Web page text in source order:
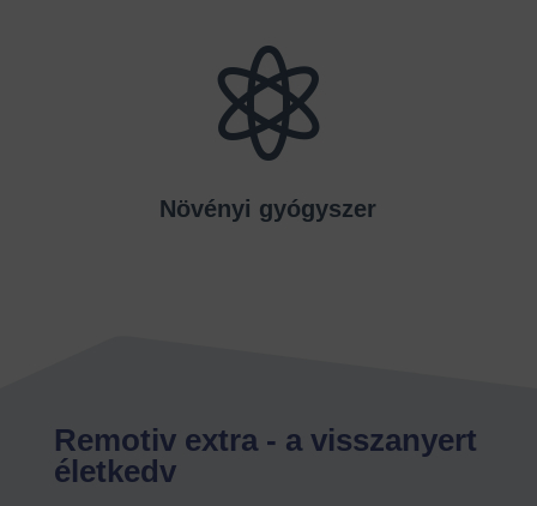

Növényi gyógyszer
Remotiv extra - a visszanyert
életkedv